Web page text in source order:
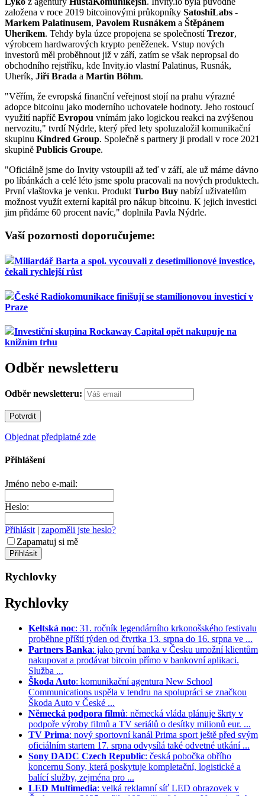
založena v roce 2019 bitcoinovými průkopníky SatoshiLabs -
Markem Palatinusem, Pavolem Rusnákem a Štěpánem
Uheríkem. Tehdy byla úzce propojena se společnostíTrezor,
výrobcem hardwarových krypto peněženek. Vstup nových
investorů měl proběhnout již v září, zatím se však nepropsal do
obchodního rejstříku, kde Invity.io vlastní Palatinus, Rusnák,
Uherík, Jiří Brada a Martin Böhm.
"Věřím, že evropská finanční veřejnost stojí na prahu výrazné
adopce bitcoinu jako moderního uchovatele hodnoty. Jeho rostoucí
využití napříč Evropou vnímám jako logickou reakci na zvýšenou
nervozitu," tvrdí Nýdrle, který před lety spoluzaložil komunikační
skupinu Kindred Group. Společně s partnery ji prodali v roce 2021
skupině Publicis Groupe.
"Oficiálně jsme do Invity vstoupili až teď v září, ale už máme dávno
po líbánkách a celé léto jsme spolu pracovali na nových produktech.
První vlaštovka je venku. ProduktTurbo Buy nabízí uživatelům
možnost využít externí kapitál pro nákup bitcoinu. K jejich investici
jim přidáme 60 procent navíc," doplnila Pavla Nýdrle.
Vaší pozornosti doporučujeme:
Miliardář Barta a spol. vycouvali z desetimilionové investice,
čekali rychlejší růst
České Radiokomunikace finišují se stamilionovou investicí v
Praze
Investiční skupina Rockaway Capital opět nakupuje na
knižním trhu
Odběr newsletteru
Odběr newsletteru:
Objednat předplatné zde
Přihlášení
Jméno nebo e-mail:
Heslo:
Přihlásit | zapoměli jste heslo?
Zapamatuj si mě
Rychlovky
Rychlovky
Keltská noc: 31. ročník legendárního krkonošského festivalu
proběhne příští týden od čtvrtka 13. srpna do 16. srpna ve ...
Partners Banka: jako první banka v Česku umožní klientům
nakupovat a prodávat bitcoin přímo v bankovní aplikaci.
Služba ...
Škoda Auto: komunikační agentura New School
Communications uspěla v tendru na spolupráci se značkou
Škoda Auto v České ...
Německá podpora filmů: německá vláda plánuje škrty v
podpoře výroby filmů a TV seriálů o desítky milionů eur. ...
TV Prima: nový sportovní kanál Prima sport ještě před svým
oficiálním startem 17. srpna odvysílá také odvetné utkání ...
Sony DADC Czech Republic: česká pobočka obřího
koncernu Sony, která poskytuje kompletační, logistické a
balící služby, zejména pro ...
LED Multimedia: velká reklamní síť LED obrazovek v